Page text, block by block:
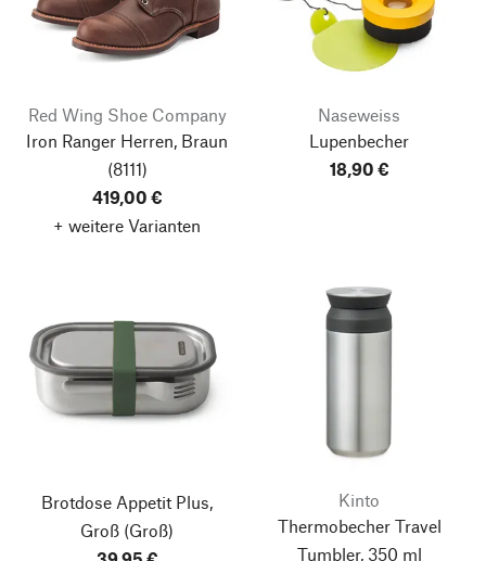
Red Wing Shoe Company
Iron Ranger Herren, Braun
(8111)
419,00 €
+ weitere Varianten
Naseweiss
Lupenbecher
18,90 €
Brotdose Appetit Plus,
Groß (Groß)
Kinto
Thermobecher Travel
Tumbler, 350 ml